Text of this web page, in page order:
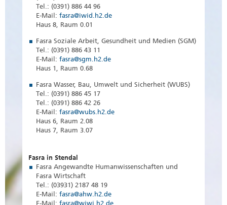
Tel.: (0391) 886 44 96
E-Mail: fasra@iwid.h2.de
Haus 8, Raum 0.01
Fasra Soziale Arbeit, Gesundheit und Medien (SGM)
Tel.: (0391) 886 43 11
E-Mail: fasra@sgm.h2.de
Haus 1, Raum 0.68
Fasra Wasser, Bau, Umwelt und Sicherheit (WUBS)
Tel.: (0391) 886 45 17
Tel.: (0391) 886 42 26
E-Mail: fasra@wubs.h2.de
Haus 6, Raum 2.08
Haus 7, Raum 3.07
Fasra in Stendal
Fasra Angewandte Humanwissenschaften und
Fasra Wirtschaft
Tel.: (03931) 2187 48 19
E-Mail: fasra@ahw.h2.de
E-Mail: fasra@wiwi.h2.de